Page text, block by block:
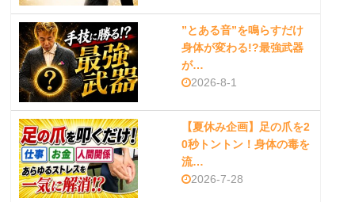
”とある音”を鳴らすだけ
身体が変わる!?最強武器
が…
2026-8-1
【夏休み企画】足の爪を2
0秒トントン！身体の毒を
流…
2026-7-28